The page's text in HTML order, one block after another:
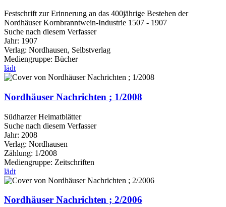
Festschrift zur Erinnerung an das 400jährige Bestehen der
Nordhäuser Kornbranntwein-Industrie 1507 - 1907
Suche nach diesem Verfasser
Jahr: 1907
Verlag: Nordhausen, Selbstverlag
Mediengruppe: Bücher
lädt
Nordhäuser Nachrichten ; 1/2008
Südharzer Heimatblätter
Suche nach diesem Verfasser
Jahr: 2008
Verlag: Nordhausen
Zählung: 1/2008
Mediengruppe: Zeitschriften
lädt
Nordhäuser Nachrichten ; 2/2006